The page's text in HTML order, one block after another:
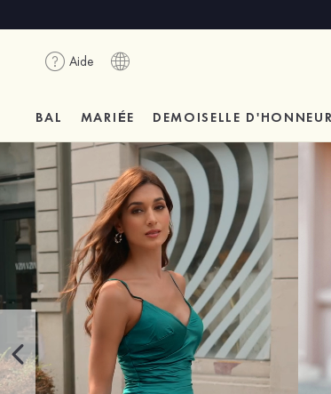
Aide
BAL MARIÉE DEMOISELLE D'HONNEUR